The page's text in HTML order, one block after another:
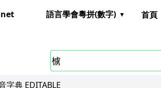
語言學會粵拼(數字) 首頁
字典 EDITABLE